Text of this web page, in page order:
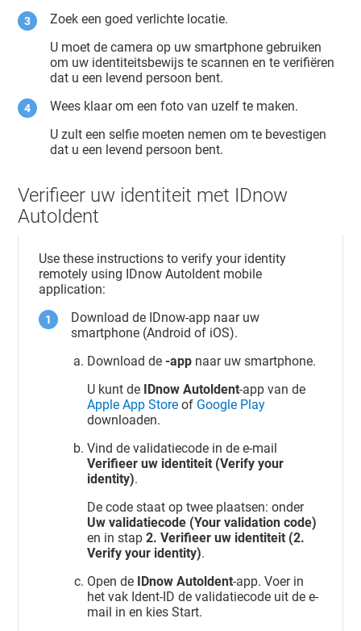
Zoek een goed verlichte locatie.
U moet de camera op uw smartphone gebruiken
om uw identiteitsbewijs te scannen en te verifiëren
dat u een levend persoon bent.
Wees klaar om een foto van uzelf te maken.
U zult een selfie moeten nemen om te bevestigen
dat u een levend persoon bent.
Verifieer uw identiteit met IDnow
AutoIdent
Use these instructions to verify your identity
remotely using IDnow AutoIdent mobile
application:
Download de IDnow-app naar uw
smartphone (Android of iOS).
Download de-app naar uw smartphone.
U kunt de IDnow Autoldent-app van de
Apple App Store of Google Play
downloaden.
Vind de validatiecode in de e-mail
Verifieer uw identiteit (Verify your
identity).
De code staat op twee plaatsen: onder
Uw validatiecode (Your validation code)
en in stap2. Verifieer uw identiteit (2.
Verify your identity).
Open de IDnow Autoldent-app. Voer in
het vak Ident-ID de validatiecode uit de e-
mail in en kies Start.